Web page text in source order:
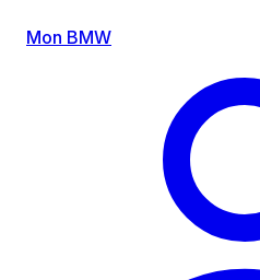
Mon BMW